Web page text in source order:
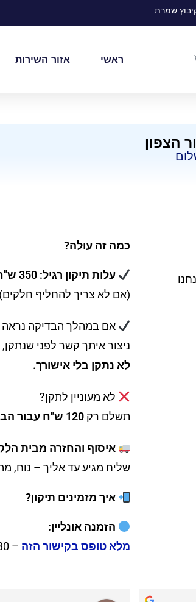
שמרת
ראשי אזור השירות
הצפון
כמה זה עולה?
עלות תיקון רגיל: 350 ש"ח
(אם לא צריך להחליף חלקים)
אם במהלך הבדיקה
ניצור איתך קשר לפני
לא נתקן בלי אישורך.
לא מעוניין לתקן?
תשלם רק 120 ש"ח עבור הבדיקה.
איסוף והחזרה מבית
שליח מגיע עד אליך – נוח,
איך מזמינים תיקון?
הזמנה אונליין:
מלא טופס בקישור הזה – 30 שניות וזה אצלנו.